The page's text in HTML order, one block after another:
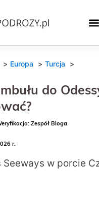
Europa Turcja
do
Zespół Bloga
r.